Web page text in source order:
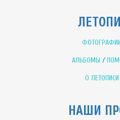
АЛЬБОМЫ /
О ЛЕТОПИСИ
НАШИ